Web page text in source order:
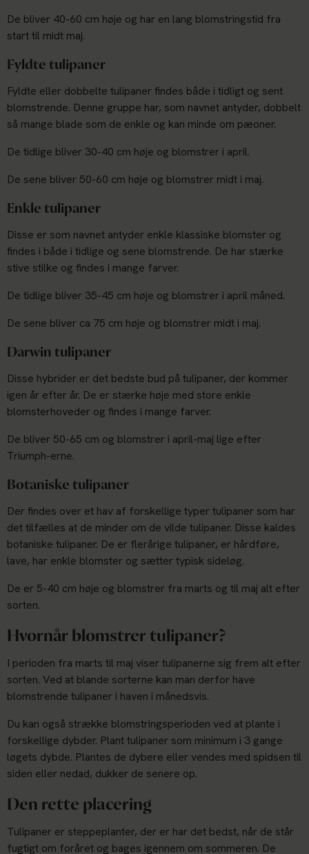
De bliver 40-60 cm høje og har en lang blomstringstid fra
start til midt maj.
Fyldte tulipaner
Fyldte eller dobbelte tulipaner findes både i tidligt og sent
blomstrende. Denne gruppe har, som navnet antyder, dobbelt
så mange blade som de enkle og kan minde om pæoner.
De tidlige bliver 30-40 cm høje og blomstrer i april.
De sene bliver 50-60 cm høje og blomstrer midt i maj.
Enkle tulipaner
Disse er som navnet antyder enkle klassiske blomster og
findes i både i tidlige og sene blomstrende. De har stærke
stive stilke og findes i mange farver.
De tidlige bliver 35-45 cm høje og blomstrer i april måned.
De sene bliver ca 75 cm høje og blomstrer midt i maj.
Darwin tulipaner
Disse hybrider er det bedste bud på tulipaner, der kommer
igen år efter år. De er stærke høje med store enkle
blomsterhoveder og findes i mange farver.
De bliver 50-65 cm og blomstrer i april-maj lige efter
Triumph-erne.
Botaniske tulipaner
Der findes over et hav af forskellige typer tulipaner som har
det tilfælles at de minder om de vilde tulipaner. Disse kaldes
botaniske tulipaner. De er flerårige tulipaner, er hårdføre,
lave, har enkle blomster og sætter typisk sideløg.
De er 5-40 cm høje og blomstrer fra marts og til maj alt efter
sorten.
Hvornår blomstrer tulipaner?
I perioden fra marts til maj viser tulipanerne sig frem alt efter
sorten. Ved at blande sorterne kan man derfor have
blomstrende tulipaner i haven i månedsvis.
Du kan også strække blomstringsperioden ved at plante i
forskellige dybder. Plant tulipaner som minimum i 3 gange
løgets dybde. Plantes de dybere eller vendes med spidsen til
siden eller nedad, dukker de senere op.
Den rette placering
Tulipaner er steppeplanter, der er har det bedst, når de står
fugtigt om foråret og bages igennem om sommeren. De